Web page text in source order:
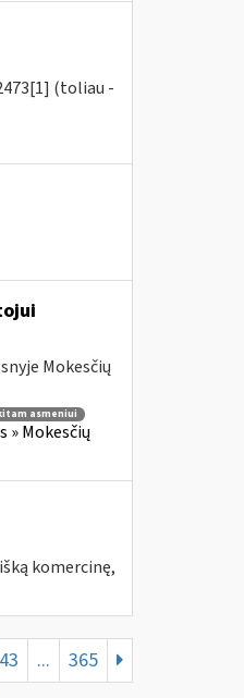
(toliau -
Mokesčių
asmeniui
» Mokesčių
komercinę,
43 ... 365